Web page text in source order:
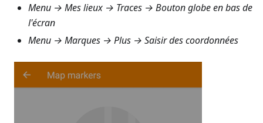
Menu → Mes lieux → Traces → Bouton globe en bas de
l'écran
Menu → Marques → Plus → Saisir des coordonnées